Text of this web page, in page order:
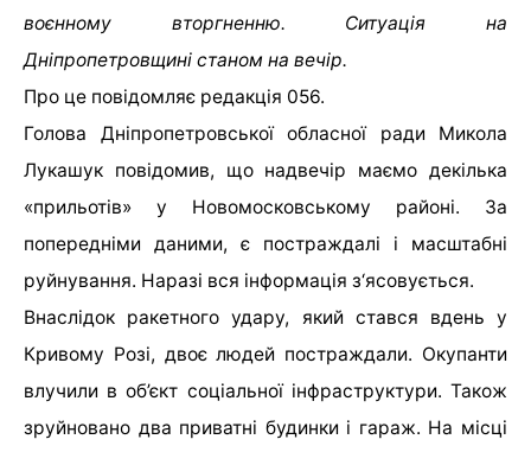
воєнному вторгненню. Ситуація на
Дніпропетровщині станом на вечір.
Про це повідомляє редакція 056.
Голова Дніпропетровської обласної ради Микола
Лукашук повідомив, що надвечір маємо декілька
«прильотів» у Новомосковському районі. За
попередніми даними, є постраждалі і масштабні
руйнування. Наразі вся інформація з‘ясовується.
Внаслідок ракетного удару, який стався вдень у
Кривому Розі, двоє людей постраждали. Окупанти
влучили в об’єкт соціальної інфраструктури. Також
зруйновано два приватні будинки і гараж. На місці